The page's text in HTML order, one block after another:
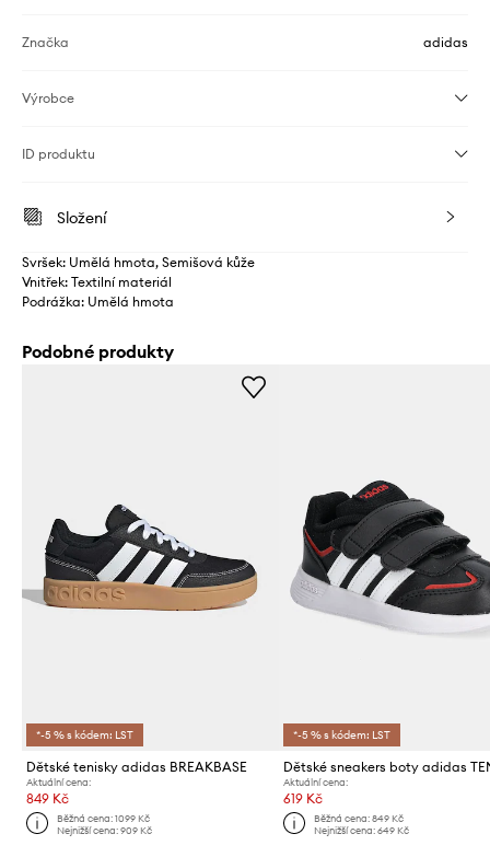
Značka adidas
Výrobce
ID produktu
Složení
Svršek: Umělá hmota, Semišová kůže
Vnitřek: Textilní materiál
Podrážka: Umělá hmota
Podobné produkty
*-5 % s kódem: LST
Dětské tenisky adidas BREAKBASE
Aktuální cena:
849 Kč
Běžná cena:1099 Kč
Nejnižší cena:909 Kč
*-5 % s kódem: LST
Aktuální cena:
619 Kč
Běžná cena: 849 Kč
Nejnižší cena: 649 Kč